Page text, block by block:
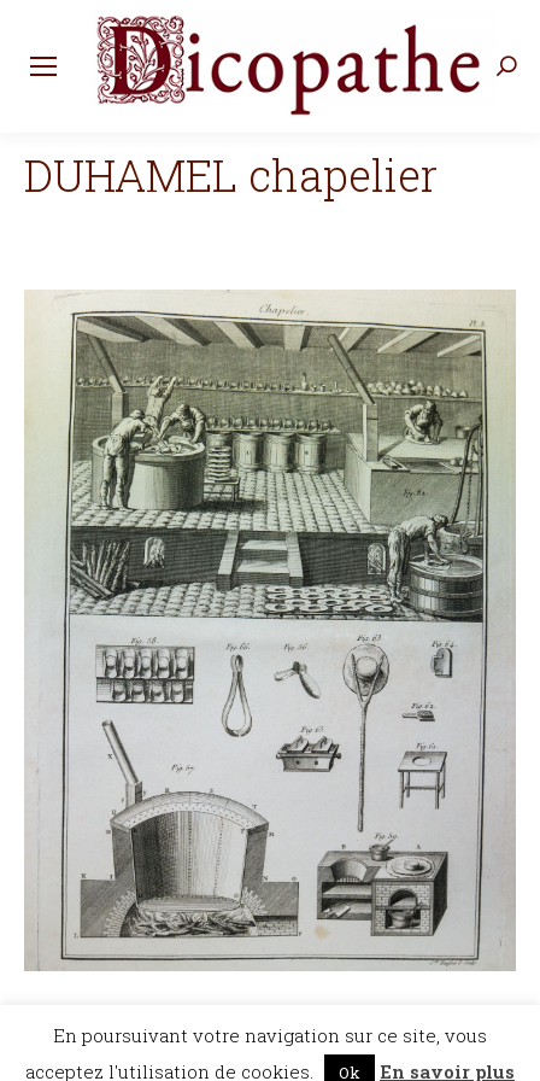
DUHAMEL chapelier
©Dicopathe - Tous droits réservés -Mentions légales- Réalisation :Bel et Bien
Vu
Restez à l'affût des actualités de Dicopathe -
En poursuivant votre navigation sur ce site, vous
acceptez l'utilisation de cookies.
Ok En savoir plus